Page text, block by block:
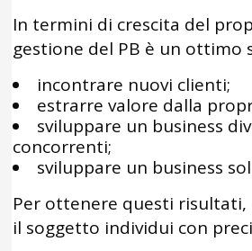
In termini di crescita del
gestione del PB è un ottimo
incontrare nuovi clienti;
estrarre valore dalla
sviluppare un business
concorrenti;
sviluppare un business
Per ottenere questi risultati,
il soggetto individui con